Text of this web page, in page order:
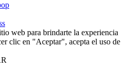
web para brindarte la experiencia
clic en "Aceptar", acepta el uso de